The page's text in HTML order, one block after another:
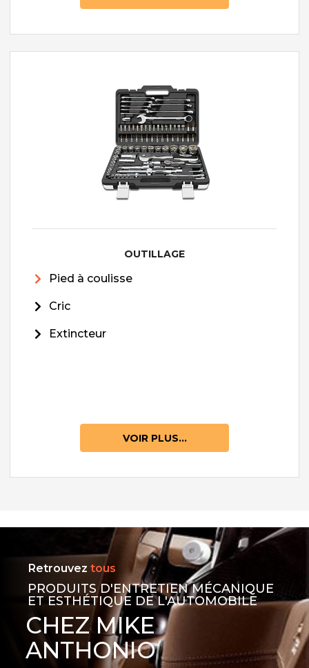
OUTILLAGE
Pied à coulisse
Cric
Extincteur
VOIR PLUS...
Retrouvez tous
PRODUITS D'ENTRETIEN MÉCANIQUE
ET ESTHÉTIQUE DE L'AUTOMOBILE
CHEZ MIKE
ANTHONIO